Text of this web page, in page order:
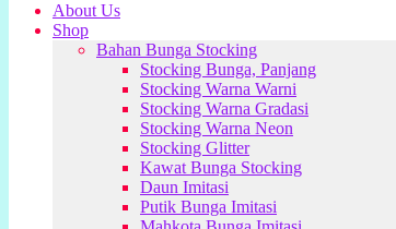
About Us
Shop
Bahan Bunga Stocking
Stocking Bunga, Panjang
Stocking Warna Warni
Stocking Warna Gradasi
Stocking Warna Neon
Stocking Glitter
Kawat Bunga Stocking
Daun Imitasi
Putik Bunga Imitasi